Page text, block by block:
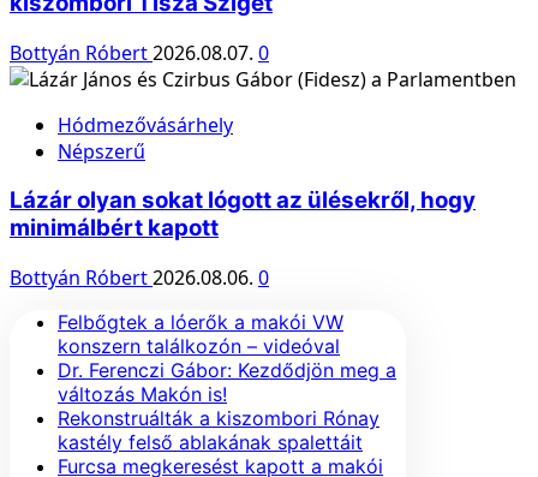
Bottyán Róbert2026.08.07. 0
Hódmezővásárhely
Népszerű
Lázár olyan sokat lógott az ülésekről, hogy
minimálbért kapott
Bottyán Róbert2026.08.06. 0
Felbőgtek a lóerők a makói VW
konszern találkozón – videóval
Dr. Ferenczi Gábor: Kezdődjön meg a
változás Makón is!
Rekonstruálták a kiszombori Rónay
kastély felső ablakának spalettáit
Furcsa megkeresést kapott a makói